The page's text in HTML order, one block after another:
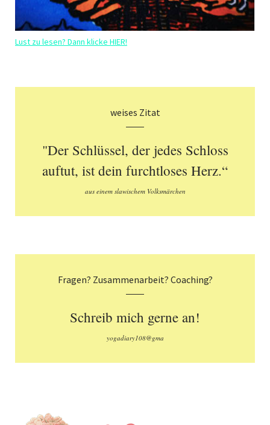
Lust zu lesen? Dann klicke HIER!
weises Zitat
"Der Schlüssel, der jedes Schloss
auftut, ist dein furchtloses Herz.“
aus einem slawischem Volksmärchen
Fragen? Zusammenarbeit? Coaching?
Schreib mich gerne an!
yogadiary108@gma